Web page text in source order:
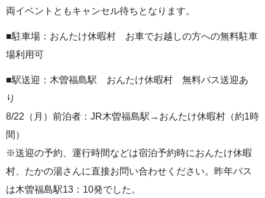
両イベントともキャンセル待ちとなります。
■駐車場：おんたけ休暇村 お車でお越しの方への無料駐車
場利用可
■駅送迎：木曽福島駅 おんたけ休暇村 無料バス送迎あ
り
8/22（月）前泊者：JR木曽福島駅→おんたけ休暇村（約1時
間）
※送迎の予約、運行時間などは宿泊予約時におんたけ休暇
村、たかの湯さんに直接お問い合わせください。昨年バス
は木曽福島駅13：10発でした。